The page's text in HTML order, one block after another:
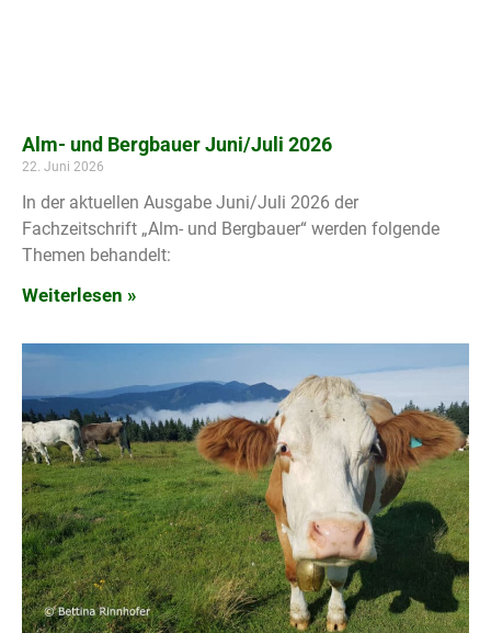
Alm- und Bergbauer Juni/Juli 2026
22. Juni 2026
In der aktuellen Ausgabe Juni/Juli 2026 der
Fachzeitschrift „Alm- und Bergbauer“ werden folgende
Themen behandelt:
Weiterlesen »